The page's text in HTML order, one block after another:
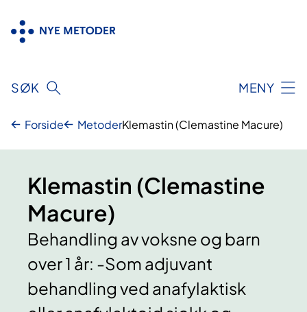
innhold
SØK MENY
Forside MetoderKlemastin (Clemastine Macure)
Klemastin (Clemastine
Macure)
Behandling av voksne og barn
over 1 år: -Som adjuvant
behandling ved anafylaktisk